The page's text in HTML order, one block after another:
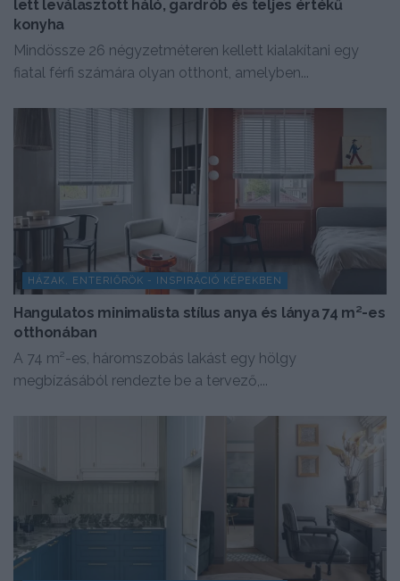
lett leválasztott háló, gardrób és teljes értékű
konyha
Mindössze 26 négyzetméteren kellett kialakítani egy
fiatal férfi számára olyan otthont, amelyben...
HÁZAK, ENTERIŐRÖK - INSPIRÁCIÓ KÉPEKBEN
Hangulatos minimalista stílus anya és lánya 74 m²-es
otthonában
A 74 m²-es, háromszobás lakást egy hölgy
megbízásából rendezte be a tervező,...